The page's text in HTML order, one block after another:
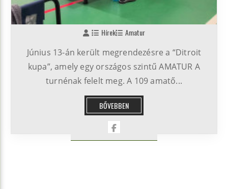
Hírek Amatur
Június 13-án került megrendezésre a “Ditroit
kupa”, amely egy országos szintű AMATUR A
turnénak felelt meg. A 109 amatő...
BŐVEBBEN